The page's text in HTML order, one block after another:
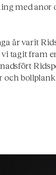
med anor
år varit
tagit fram
och